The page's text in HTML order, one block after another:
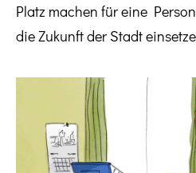
Platz machen für eine
die Zukunft der Stadt